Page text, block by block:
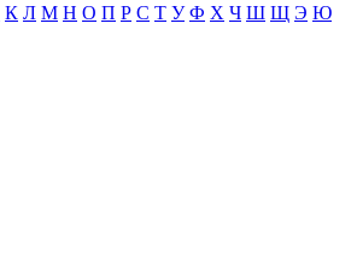
К Л М Н О П Р С Т У Ф Х Ч Ш Щ Э Ю